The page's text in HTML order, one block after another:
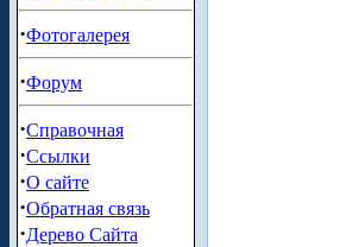
·Фотогалерея
·Форум
·Справочная
·Ссылки
·О сайте
·Обратная связь
·Дерево Сайта